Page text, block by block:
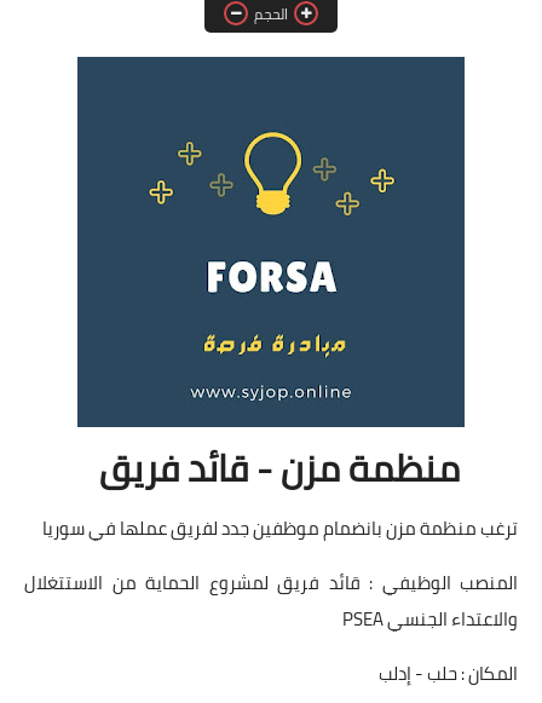
فرص عمل في العراق
فرص عمل في السودان
دورات تدريبية
الحجم
منظمة مزن - قائد فريق
ترغب منظمة مزن بانضمام موظفين جدد لفريق عملها في سوريا
المنصب الوظيفي : قائد فريق لمشروع الحماية من الاستتغلال
والاعتداء الجنسي PSEA
المكان : حلب - إدلب